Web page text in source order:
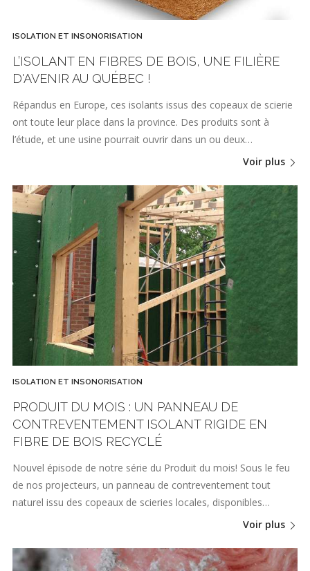
ISOLATION ET INSONORISATION
L’ISOLANT EN FIBRES DE BOIS, UNE FILIÈRE
D'AVENIR AU QUÉBEC !
Répandus en Europe, ces isolants issus des copeaux de scierie
ont toute leur place dans la province. Des produits sont à
l’étude, et une usine pourrait ouvrir dans un ou deux…
Voir plus
ISOLATION ET INSONORISATION
PRODUIT DU MOIS : UN PANNEAU DE
CONTREVENTEMENT ISOLANT RIGIDE EN
FIBRE DE BOIS RECYCLÉ
Nouvel épisode de notre série du Produit du mois! Sous le feu
de nos projecteurs, un panneau de contreventement tout
naturel issu des copeaux de scieries locales, disponibles…
Voir plus